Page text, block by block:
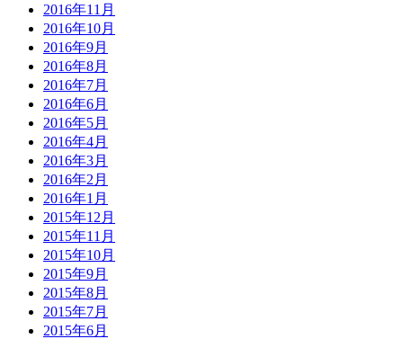
2016年11月
2016年10月
2016年9月
2016年8月
2016年7月
2016年6月
2016年5月
2016年4月
2016年3月
2016年2月
2016年1月
2015年12月
2015年11月
2015年10月
2015年9月
2015年8月
2015年7月
2015年6月